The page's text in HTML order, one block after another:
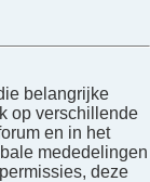
belangrijke
op verschillende
en in het
mededelingen
deze